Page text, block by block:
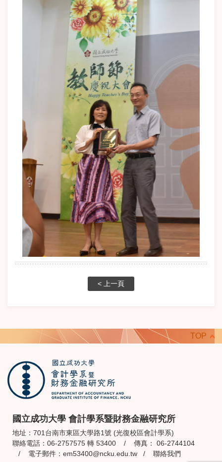
< 上一頁
TOP
國立成功大學 會計學系暨財務金融研究所
地址：701台南市東區大學路1號 (光復校區會計學系)
聯絡電話：06-2757575 轉 53400 / 傳真： 06-2744104
/ 電子郵件： em53400@ncku.edu.tw / 聯絡我們